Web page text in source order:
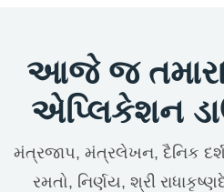
આજે જ તમારા
એપ્લિકેશન
મંત્રજાપ, મંત્રલેખન, દૈનિક
રમતો, નિર્ણય, શ્રી